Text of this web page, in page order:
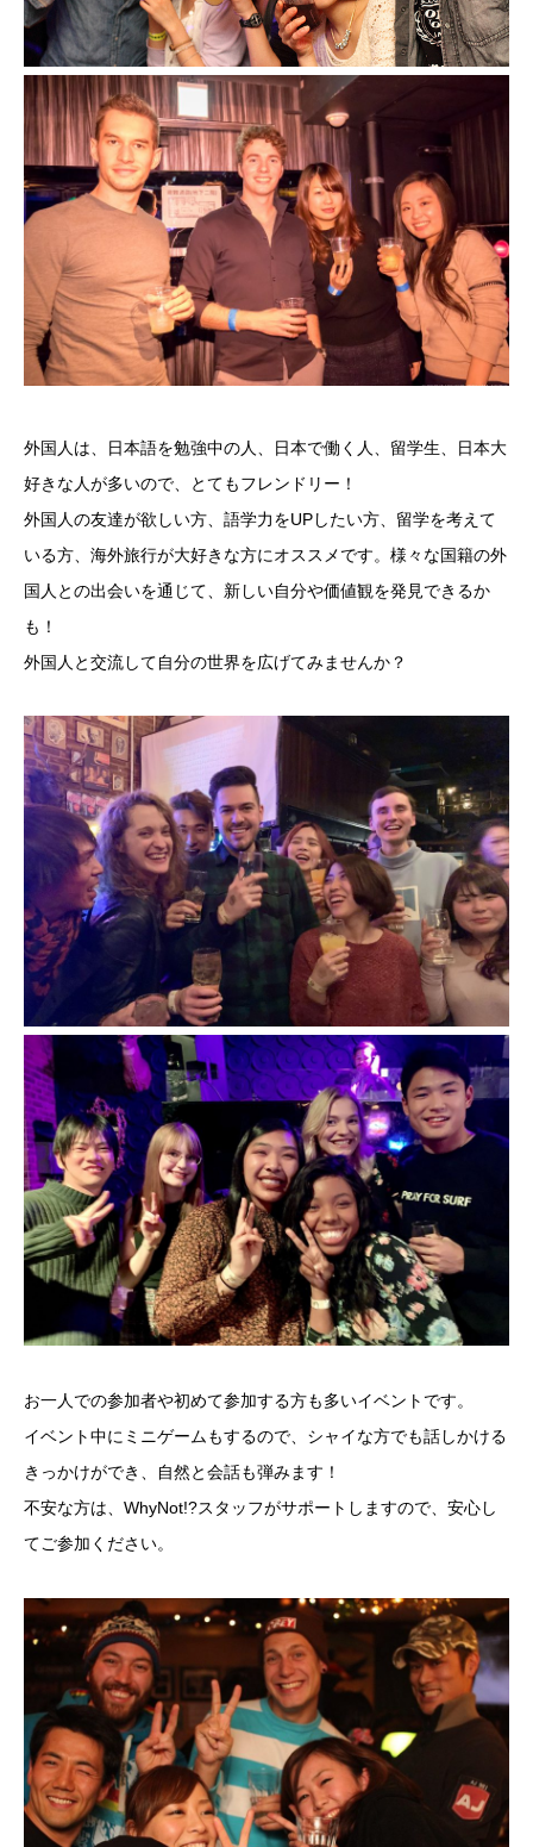
外国人は、日本語を勉強中の人、日本で働く人、留学生、日本大
好きな人が多いので、とてもフレンドリー！
外国人の友達が欲しい方、語学力をUPしたい方、留学を考えて
いる方、海外旅行が大好きな方にオススメです。 様々な国籍の外
国人との出会いを通じて、新しい自分や価値観を発見できるか
も！
外国人と交流して自分の世界を広げてみませんか？
お一人での参加者や初めて参加する方も多いイベントです。
イベント中にミニゲームもするので、シャイな方でも話しかける
きっかけができ、自然と会話も弾みます！
不安な方は、WhyNot!?スタッフがサポートしますので、安心し
てご参加ください。